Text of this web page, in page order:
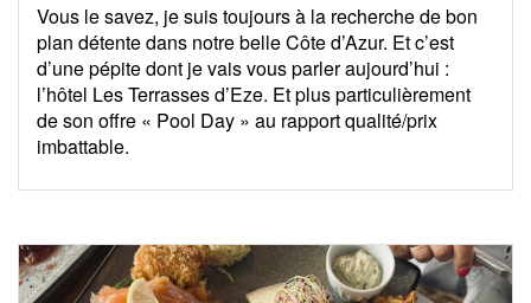
Vous le savez, je suis toujours à la recherche de bon
plan détente dans notre belle Côte d’Azur. Et c’est
d’une pépite dont je vais vous parler aujourd’hui :
l’hôtel Les Terrasses d’Eze. Et plus particulièrement
de son offre « Pool Day » au rapport qualité/prix
imbattable.